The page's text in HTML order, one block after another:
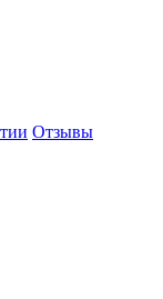
Отзывы